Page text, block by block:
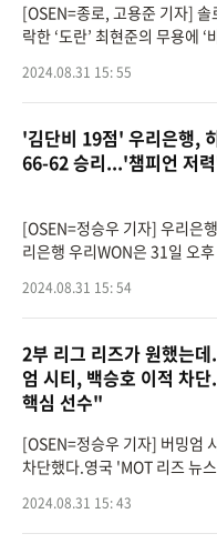
[OSEN=종로, 고용준 기자]
락한 ‘도란’ 최현준의 무용에
2024.08.31 15: 55
'김단비 19점' 우리은행,
66-62 승리...'챔피언 저
[OSEN=정승우 기자] 우리은
리은행 우리WON은 31일 오
결을 펼쳐 66-62로 승리했다
2024.08.31 15: 54
2부 리그 리즈가 원했는
엄 시티, 백승호 이적 차
핵심 선수"
[OSEN=정승우 기자] 버밍엄
차단했다.영국 'MOT 리즈 뉴
로 백승호에
2024.08.31 15: 43